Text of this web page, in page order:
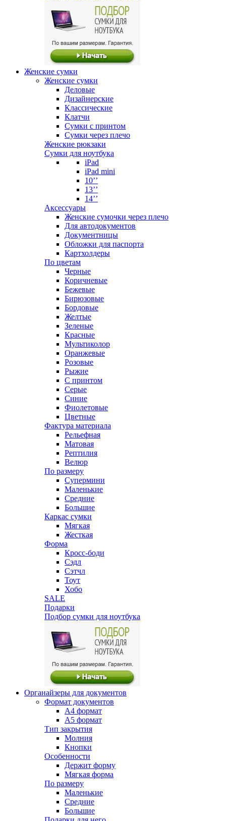
Женские сумки
Женские сумки
Деловые
Дизайнерские
Классические
Клатчи
Сумки с принтом
Сумки через плечо
Женские рюкзаки
Сумки для ноутбука
iPad
iPad mini
10’’
13’’
14’’
Аксессуары
Женские сумочки через плечо
Для автодокументов
Документницы
Обложки для паспорта
Картхолдеры
По цветам
Черные
Коричневые
Бежевые
Бирюзовые
Бордовые
Желтые
Зеленые
Красные
Мультиколор
Оранжевые
Розовые
Рыжие
С принтом
Серые
Синие
Фиолетовые
Цветные
Фактура материала
Рельефная
Матовая
Рептилия
Велюр
По размеру
Супермини
Маленькие
Средние
Большие
Каркас сумки
Мягкая
Жесткая
Форма
Кросс-боди
Сэдл
Сэтчл
Тоут
Хобо
SALE
Подарки
Подбор сумки для ноутбука
Органайзеры для документов
Формат документов
А4 формат
А5 формат
Тип закрытия
Молния
Кнопки
Особенности
Держит форму
Мягкая форма
По размеру
Маленькие
Средние
Большие